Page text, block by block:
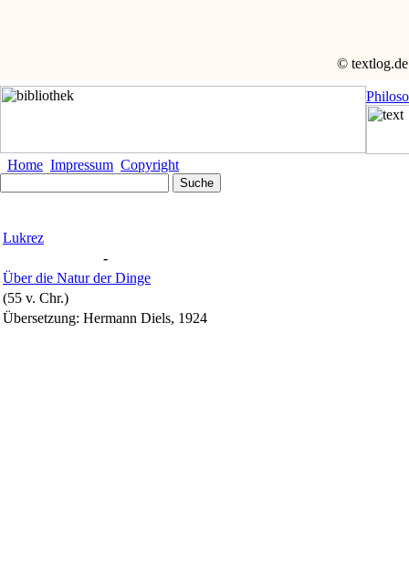
© textlog.de
Home Impressum Copyright
Lukrez
-
Über die Natur der Dinge
(55 v. Chr.)
Übersetzung: Hermann Diels, 1924